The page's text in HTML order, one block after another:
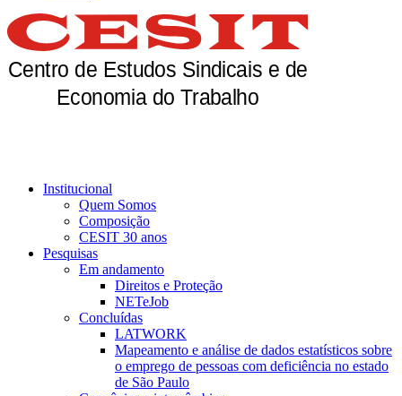
Institucional
Quem Somos
Composição
CESIT 30 anos
Pesquisas
Em andamento
Direitos e Proteção
NETeJob
Concluídas
LATWORK
Mapeamento e análise de dados estatísticos sobre
o emprego de pessoas com deficiência no estado
de São Paulo